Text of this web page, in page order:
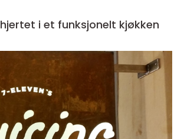
Kjøkkenvask hjertet i et funksjonelt kjøkken